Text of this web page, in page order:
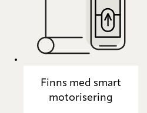
Finns med smart
motorisering